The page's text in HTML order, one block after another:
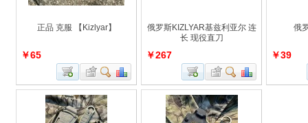
正品 克服 【Kizlyar】
￥65
俄罗斯KIZLYAR基兹利亚尔 连
长 现役直刀
￥267
俄
￥39